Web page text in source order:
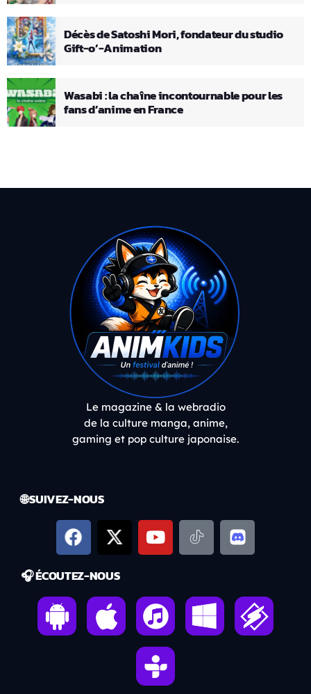
Décès de Satoshi Mori, fondateur du studio
Gift-o’-Animation
Wasabi : la chaîne incontournable pour les
fans d’anime en France
Le magazine & la webradio
de la culture manga, anime,
gaming et pop culture japonaise.
🌐 SUIVEZ-NOUS
🎧 ÉCOUTEZ-NOUS